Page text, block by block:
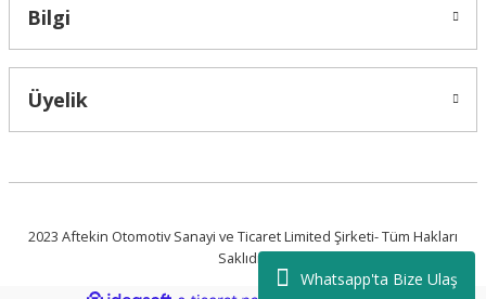
Whatsapp'ta Bize Ulaş
Bilgi
Üyelik
2023 Aftekin Otomotiv Sanayi ve Ticaret Limited Şirketi- Tüm Hakları
Saklıdır.